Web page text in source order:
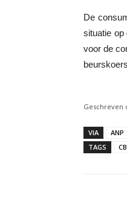
De
situatie op
voor de
Geschreven
VIA
ANP
TAGS